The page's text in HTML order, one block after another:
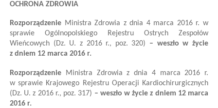
OCHRONA ZDROWIA
Rozporządzenie Ministra Zdrowia z dnia 4 marca 2016 r.w
sprawie Ogólnopolskiego Rejestru Ostrych Zespołów
Wieńcowych (Dz. U. z 2016 r., poz. 320) – weszło w życie
z dniem 12 marca 2016 r.
Rozporządzenie Ministra Zdrowia z dnia 4 marca 2016 r.
w sprawie Krajowego Rejestru Operacji Kardiochirurgicznych
(Dz. U. z 2016 r., poz. 317) – weszło w życie z dniem 12 marca
2016 r.